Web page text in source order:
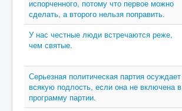
испорченного, потому что первое можно
сделать, а второго нельзя поправить.
У нас честные люди встречаются реже,
чем святые.
Серьезная политическая партия осуждает
всякую подлость, если она не включена в
программу партии.